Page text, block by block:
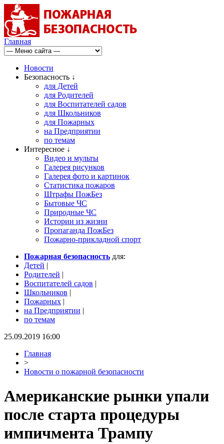
Главная
Новости
Безопасность ↓
для Детей
для Родителей
для Воспитателей садов
для Школьников
для Пожарных
на Предприятии
по темам
Интересное ↓
Видео и мульты
Галерея рисунков
Галерея фото и картинок
Статистика пожаров
Штрафы ПожБез
Бытовые ЧС
Природные ЧС
Истории из жизни
Пропаганда ПожБез
Пожарно-прикладной спорт
Пожарная безопасность для:
Детей |
Родителей |
Воспитателей садов |
Школьников |
Пожарных |
на Предприятии |
по темам
25.09.2019 16:00
Главная
>
Новости о пожарной безопасности
Американские рынки упали
после старта процедуры
импичмента Трампу